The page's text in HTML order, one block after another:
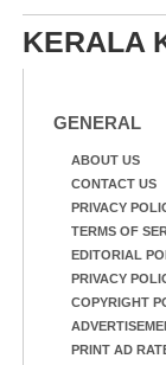
KERALA
GENERAL
ABOUT US
CONTACT US
PRIVACY
TERMS OF
EDITORIAL
PRIVACY
COPYRIGHT
PRINT AD